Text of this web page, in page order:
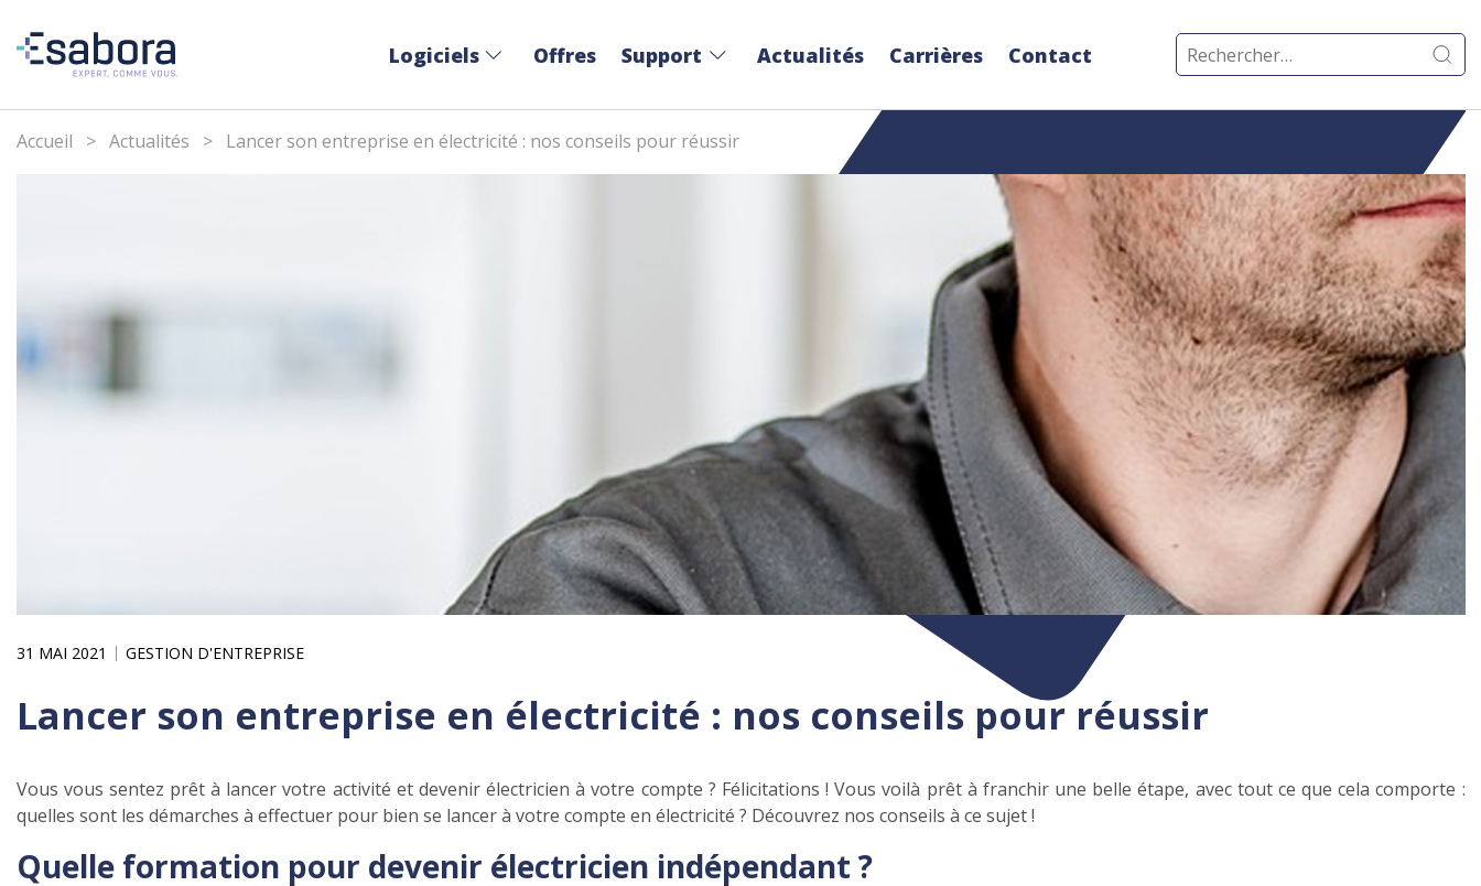
Logiciels Offres Support Actualités Carrières Contact Rechercher :
Accueil > Actualités > Lancer son entreprise en électricité : nos conseils pour réussir
31 MAI 2021 GESTION D'ENTREPRISE
Lancer son entreprise en électricité : nos conseils pour réussir
Vous vous sentez prêt à lancer votre activité et devenir électricien à votre compte ? Félicitations ! Vous voilà prêt à franchir une belle étape, avec tout ce que cela comporte :
quelles sont les démarches à effectuer pour bien se lancer à votre compte en électricité ? Découvrez nos conseils à ce sujet !
Quelle formation pour devenir électricien indépendant ?